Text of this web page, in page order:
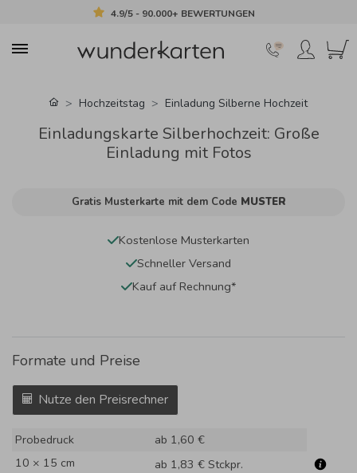
4.9/5 - 90.000+ BEWERTUNGEN
Hochzeitstag Einladung Silberne Hochzeit
Einladungskarte Silberhochzeit: Große
Einladung mit Fotos
Gratis Musterkarte mit dem Code MUSTER
Kostenlose Musterkarten
Schneller Versand
Kauf auf Rechnung*
Formate und Preise
Nutze den Preisrechner
Probedruck
ab 1,60 €
10 × 15 cm
ab 1,83 € Stckpr.